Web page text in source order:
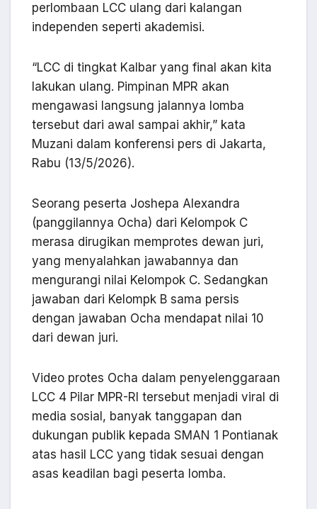
perlombaan LCC ulang dari kalangan
independen seperti akademisi.
“LCC di tingkat Kalbar yang final akan kita
lakukan ulang. Pimpinan MPR akan
mengawasi langsung jalannya lomba
tersebut dari awal sampai akhir,” kata
Muzani dalam konferensi pers di Jakarta,
Rabu (13/5/2026).
Seorang peserta Joshepa Alexandra
(panggilannya Ocha) dari Kelompok C
merasa dirugikan memprotes dewan juri,
yang menyalahkan jawabannya dan
mengurangi nilai Kelompok C. Sedangkan
jawaban dari Kelompk B sama persis
dengan jawaban Ocha mendapat nilai 10
dari dewan juri.
Video protes Ocha dalam penyelenggaraan
LCC 4 Pilar MPR-RI tersebut menjadi viral di
media sosial, banyak tanggapan dan
dukungan publik kepada SMAN 1 Pontianak
atas hasil LCC yang tidak sesuai dengan
asas keadilan bagi peserta lomba.